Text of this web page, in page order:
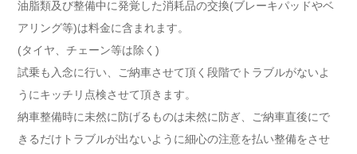
油脂類及び整備中に発覚した消耗品の交換(ブレーキパッドやベ
アリング等)は料金に含まれます。
(タイヤ、チェーン等は除く)
試乗も入念に行い、ご納車させて頂く段階でトラブルがないよ
うにキッチリ点検させて頂きます。
納車整備時に未然に防げるものは未然に防ぎ、ご納車直後にで
きるだけトラブルが出ないように細心の注意を払い整備をさせ